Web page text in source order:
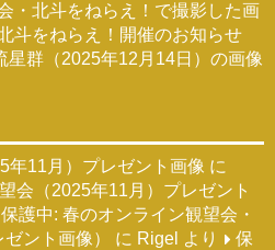
・北斗をねらえ！で撮影した画
斗をねらえ！開催のお知らせ
星群（2025年12月14日）の画像
年11月）プレゼント画像 に
会（2025年11月）プレゼント
保護中: 春のオンライン観望会・
ント画像）
に Rigel より
保